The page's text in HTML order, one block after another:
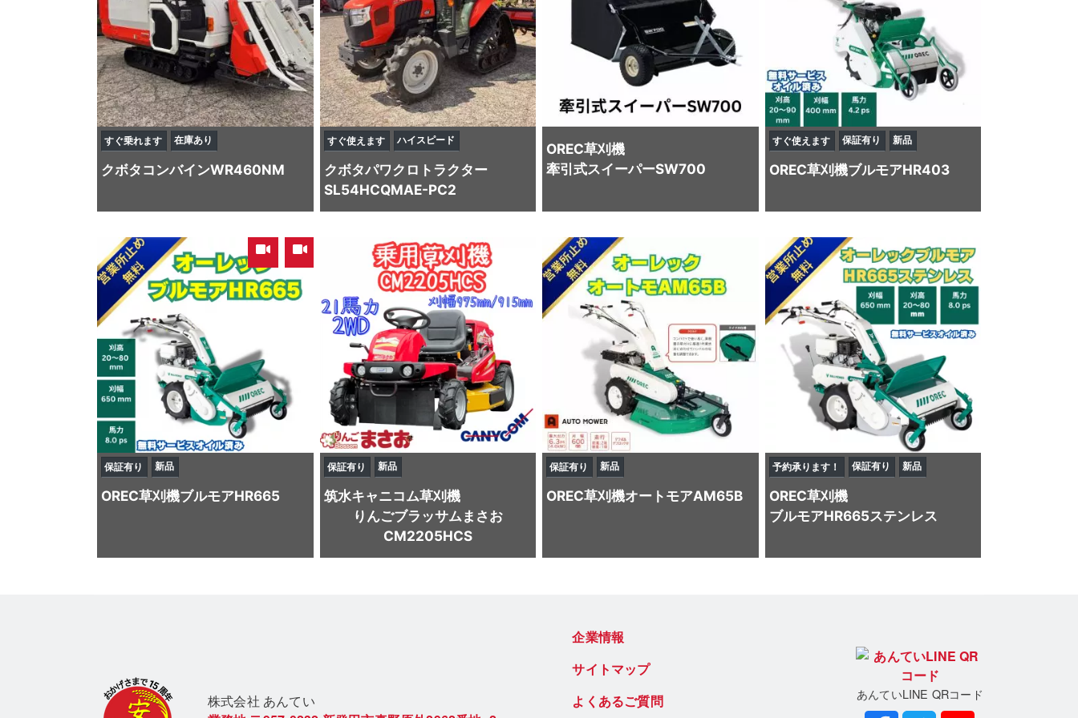
すぐ乗れます 在庫あり
クボタコンバインWR460NM
すぐ使えます ハイスピード
クボタパワクロトラクター
SL54HCQMAE-PC2
OREC草刈機
牽引式スイーパーSW700
すぐ使えます 保証有り 新品
OREC草刈機ブルモアHR403
保証有り 新品
OREC草刈機ブルモアHR665
保証有り 新品
筑水キャニコム草刈機
りんごブラッサムまさお
CM2205HCS
保証有り 新品
OREC草刈機オートモアAM65B
予約承ります！ 保証有り 新品
OREC草刈機
ブルモアHR665ステンレス
株式会社 あんてい
企業情報
サイトマップ
よくあるご質問
あんていLINE QRコード